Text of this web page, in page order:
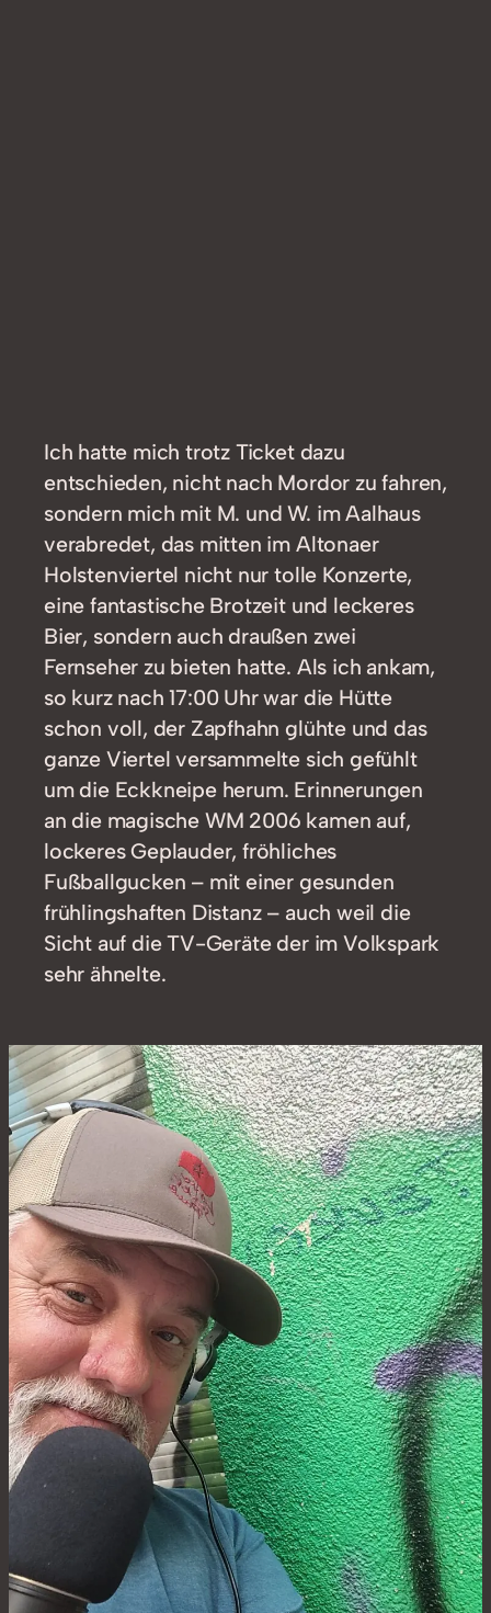
Ich hatte mich trotz Ticket dazu
entschieden, nicht nach Mordor zu fahren,
sondern mich mit M. und W. im Aalhaus
verabredet, das mitten im Altonaer
Holstenviertel nicht nur tolle Konzerte,
eine fantastische Brotzeit und leckeres
Bier, sondern auch draußen zwei
Fernseher zu bieten hatte. Als ich ankam,
so kurz nach 17:00 Uhr war die Hütte
schon voll, der Zapfhahn glühte und das
ganze Viertel versammelte sich gefühlt
um die Eckkneipe herum. Erinnerungen
an die magische WM 2006 kamen auf,
lockeres Geplauder, fröhliches
Fußballgucken – mit einer gesunden
frühlingshaften Distanz – auch weil die
Sicht auf die TV-Geräte der im Volkspark
sehr ähnelte.